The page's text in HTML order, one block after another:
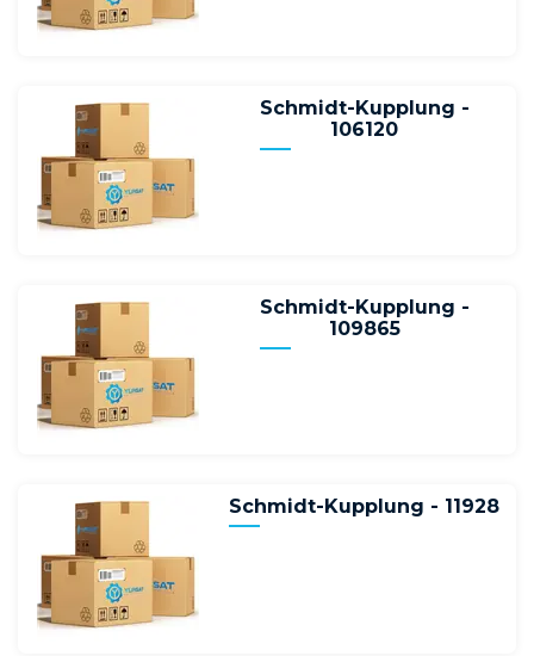
Schmidt-Kupplung -
106120
Schmidt-Kupplung -
109865
Schmidt-Kupplung - 11928